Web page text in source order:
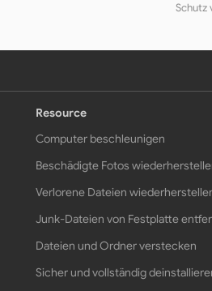
Schutz
Resource
Computer beschleunigen
Beschädigte Fotos
Verlorene Dateien
Junk-Dateien von Festplatte
Dateien und Ordner verstecken
Sicher und vollständig